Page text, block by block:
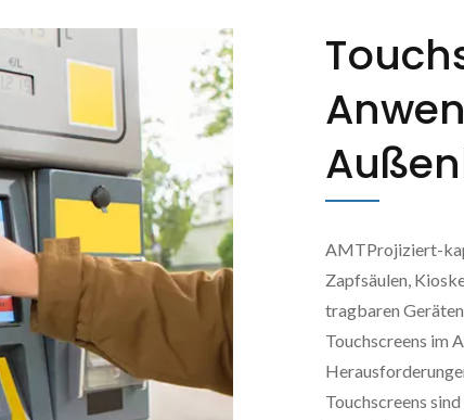
AMTProjiziert-
Zapfsäulen,
tragbaren
Touchscreens im
Touchscreens